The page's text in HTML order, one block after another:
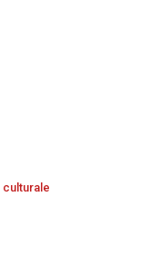
culturale